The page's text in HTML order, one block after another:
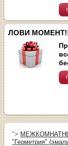
ЛОВИ
">
"Геометрия"